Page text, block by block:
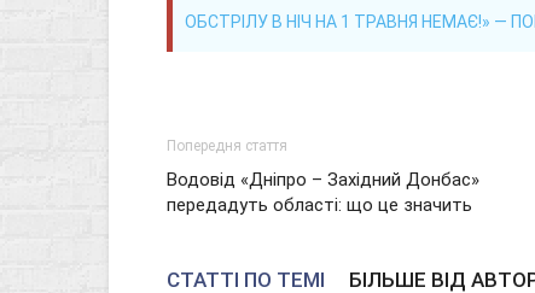
ОБСТРІЛУ В НІЧ НА 1 ТРАВНЯ НЕМАЄ!» —
Попередня стаття
Водовід «Дніпро – Західний Донбас»
передадуть області: що це значить
СТАТТІ ПО ТЕМІ БІЛЬШЕ ВІД